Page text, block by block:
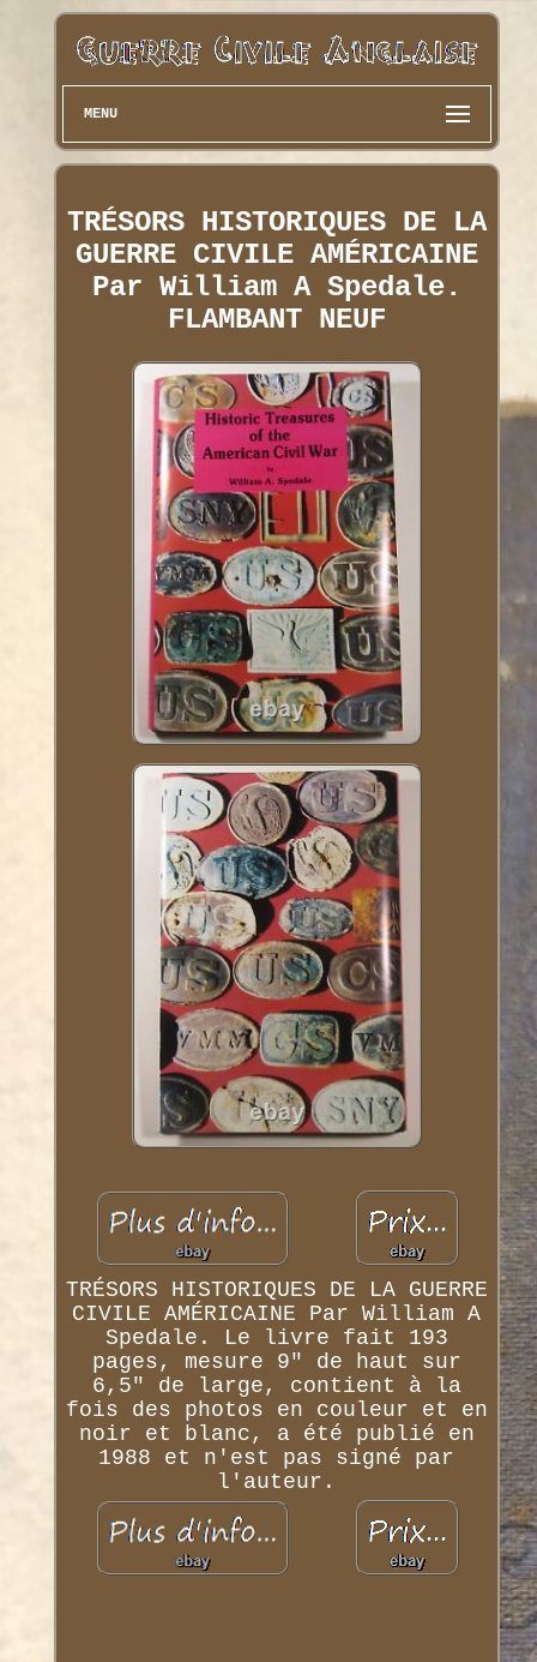
MENU
TRÉSORS HISTORIQUES DE LA
GUERRE CIVILE AMÉRICAINE
Par William A Spedale.
FLAMBANT NEUF
TRÉSORS HISTORIQUES DE LA GUERRE
CIVILE AMÉRICAINE Par William A
Spedale. Le livre fait 193
pages, mesure 9" de haut sur
6,5" de large, contient à la
fois des photos en couleur et en
noir et blanc, a été publié en
1988 et n'est pas signé par
l'auteur.